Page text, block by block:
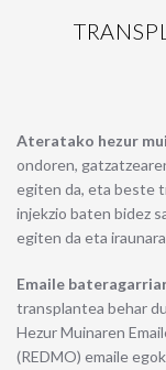
Ateratako hezur
ondoren,
egiten da, eta beste
injekzio baten bidez
egiten da eta
Emaile
transplantea behar
Hezur Muinaren
(REDMO) emaile